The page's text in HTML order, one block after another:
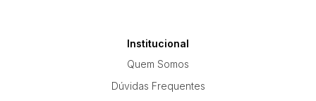
Institucional
Quem Somos
Dúvidas Frequentes